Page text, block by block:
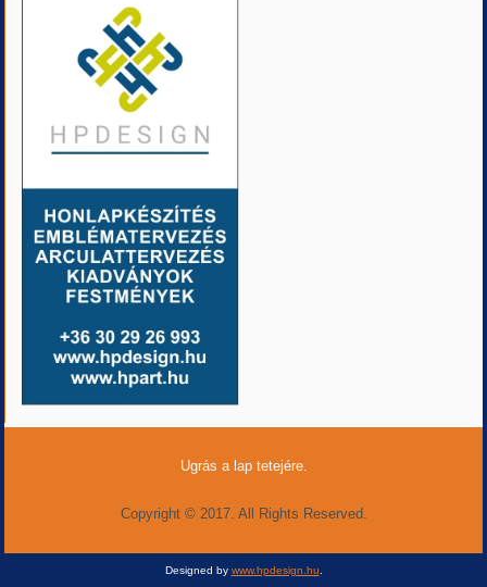
Ugrás a lap tetejére.
Copyright © 2017. All Rights Reserved.
Designed by www.hpdesign.hu.